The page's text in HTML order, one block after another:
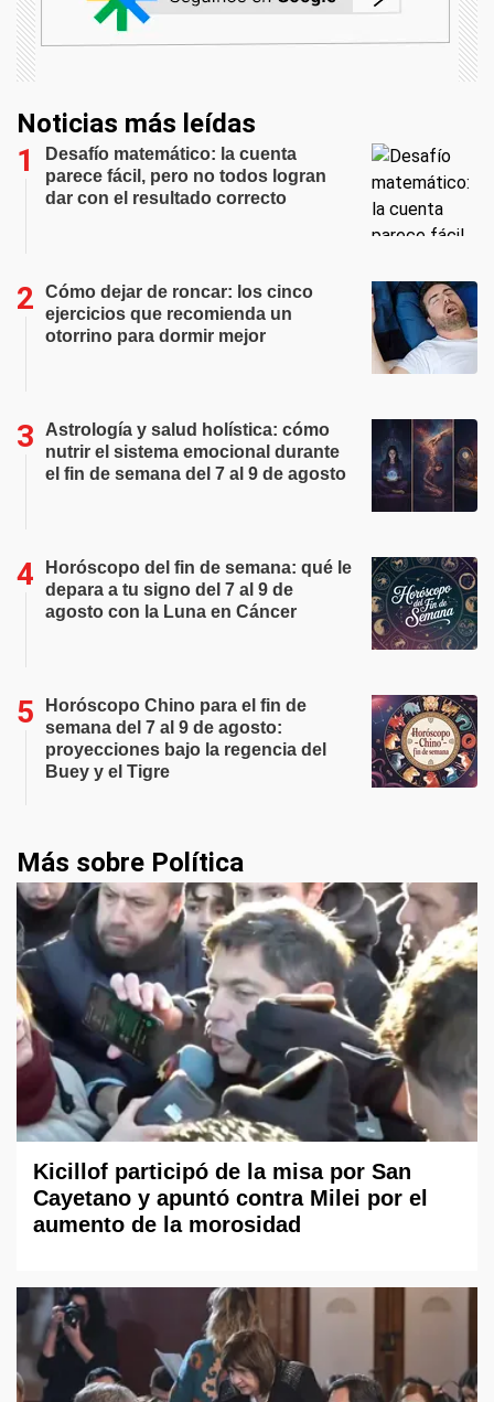
Noticias más leídas
Desafío matemático: la cuenta
parece fácil, pero no todos logran
dar con el resultado correcto
Cómo dejar de roncar: los cinco
ejercicios que recomienda un
otorrino para dormir mejor
Astrología y salud holística: cómo
nutrir el sistema emocional durante
el fin de semana del 7 al 9 de agosto
Horóscopo del fin de semana: qué le
depara a tu signo del 7 al 9 de
agosto con la Luna en Cáncer
Horóscopo Chino para el fin de
semana del 7 al 9 de agosto:
proyecciones bajo la regencia del
Buey y el Tigre
Más sobre Política
Kicillof participó de la misa por San
Cayetano y apuntó contra Milei por el
aumento de la morosidad